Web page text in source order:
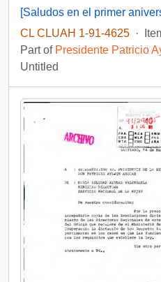
[Saludos en el primer
CL CLUAH 1-91-4625 ·
Part of Presidente Patricio
Untitled